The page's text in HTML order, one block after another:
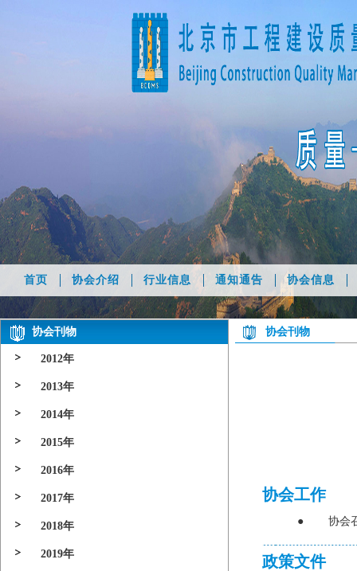
首页 协会介绍 行业信息 通知通告 协会信息
协会刊物
2012年
2013年
2014年
2015年
2016年
2017年
2018年
2019年
协会刊物
协会工作
协会
●
政策文件